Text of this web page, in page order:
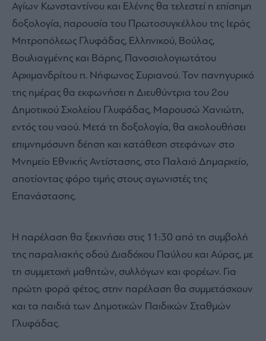
Αγίων Κωνσταντίνου και Ελένης θα τελεστεί η επίσημη
δοξολογία, παρουσία του Πρωτοσυγκέλλου της Ιεράς
Μητροπόλεως Γλυφάδας, Ελληνικού, Βούλας,
Βουλιαγμένης και Βάρης, Πανοσιολογιωτάτου
Αρχιμανδρίτου π. Νήφωνος Συριανού. Τον πανηγυρικό
της ημέρας θα εκφωνήσει η Διευθύντρια του 2ου
Δημοτικού Σχολείου Γλυφάδας, Μαρουσώ Χανιώτη,
εντός του ναού. Μετά τη δοξολογία, θα ακολουθήσει
επιμνημόσυνη δέηση και κατάθεση στεφάνων στο
Μνημείο Εθνικής Αντίστασης, στο Παλαιό Δημαρχείο,
αποτίοντας φόρο τιμής στους αγωνιστές της
Επανάστασης.
Η παρέλαση θα ξεκινήσει στις 11:30 από τη συμβολή
της παραλιακής οδού Διαδόχου Παύλου και Αύρας, με
τη συμμετοχή μαθητών, συλλόγων και φορέων. Για
πρώτη φορά φέτος, στην παρέλαση θα συμμετάσχουν
και τα παιδιά των Δημοτικών Παιδικών Σταθμών
Γλυφάδας.